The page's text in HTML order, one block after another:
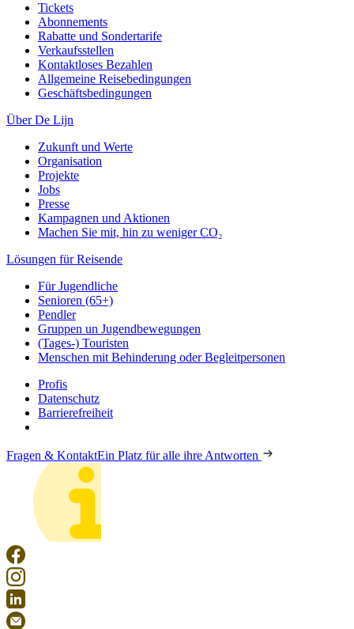
Tickets
Abonnements
Rabatte und Sondertarife
Verkaufsstellen
Kontaktloses Bezahlen
Allgemeine Reisebedingungen
Geschäftsbedingungen
Über De Lijn
Zukunft und Werte
Organisation
Projekte
Jobs
Presse
Kampagnen und Aktionen
Machen Sie mit, hin zu weniger CO₂
Lösungen für Reisende
Für Jugendliche
Senioren (65+)
Pendler
Gruppen un Jugendbewegungen
(Tages-) Touristen
Menschen mit Behinderung oder Begleitpersonen
Profis
Datenschutz
Barrierefreiheit
Fragen & KontaktEin Platz für alle ihre Antworten